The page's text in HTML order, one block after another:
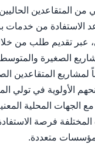
من المتقاعدين
الاستفادة من
عبر تقديم طلب من
الصغيرة
لمشاريع المتقاعدين
الأولوية في تولي
الجهات المحلية
فرصة
متعددة.